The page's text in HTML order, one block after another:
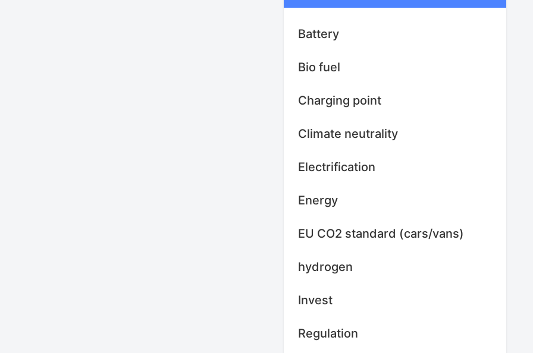
Battery
Bio fuel
Charging point
Climate neutrality
Electrification
Energy
EU CO2 standard (cars/vans)
hydrogen
Invest
Regulation